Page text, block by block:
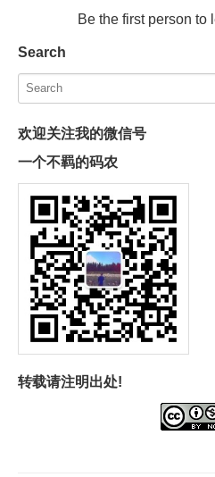
Be the first person to
Search
欢迎关注我的微信号
一个不羁的码农
转载请注明出处!